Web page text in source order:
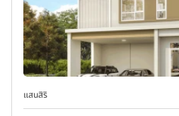
แสนสิริ